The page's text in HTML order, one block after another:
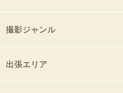
撮影ジャンル
出張エリア